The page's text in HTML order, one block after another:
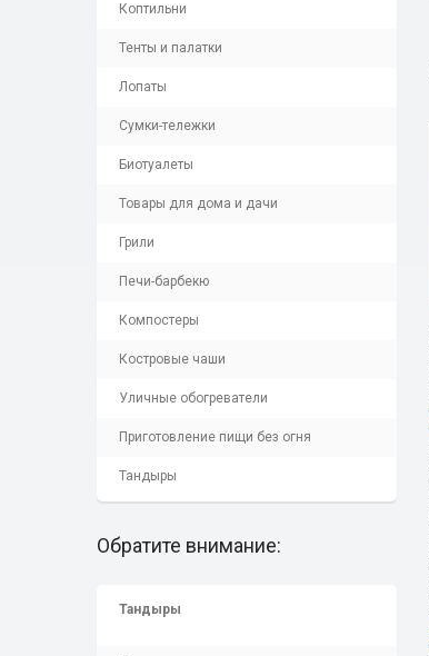
Коптильни
Тенты и палатки
Лопаты
Сумки-тележки
Биотуалеты
Товары для дома и дачи
Грили
Печи-барбекю
Компостеры
Костровые чаши
Уличные обогреватели
Приготовление пищи без огня
Тандыры
Обратите внимание:
Тандыры